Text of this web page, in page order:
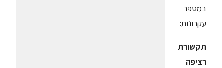
במספר
עקרונות:
תקשורת
רציפה